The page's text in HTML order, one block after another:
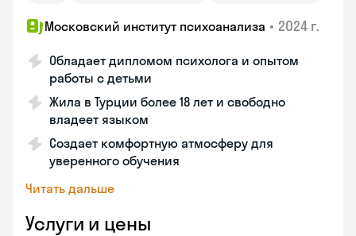
Московский институт психоанализа • 2024 г.
Обладает дипломом психолога и опытом
работы с детьми
Жила в Турции более 18 лет и свободно
владеет языком
Создает комфортную атмосферу для
уверенного обучения
Читать дальше
Услуги и цены